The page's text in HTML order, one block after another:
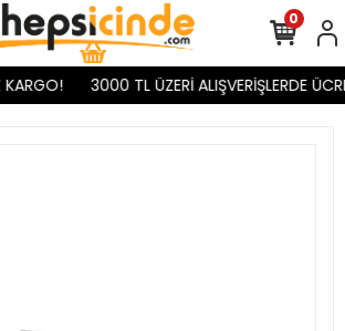
3000 TL ÜZERİ ALIŞVERİŞLERDE
0